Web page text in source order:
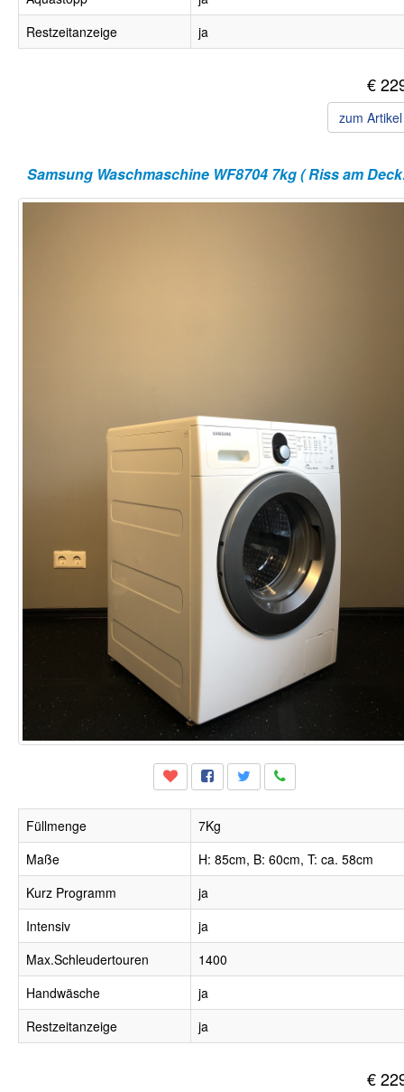
Restzeitanzeige
ja
€
zum
Füllmenge
7Kg
Maße
H: 85cm, B: 60cm, T: ca. 58cm
Kurz Programm
ja
Intensiv
ja
Max.Schleudertouren
1400
Handwäsche
ja
Restzeitanzeige
ja
€